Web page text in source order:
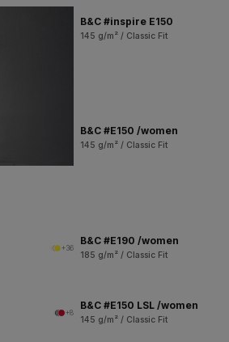
B&C #inspire E150
145 g/m² / Classic Fit
B&C #E150 /women
145 g/m² / Classic Fit
+36
B&C #E190 /women
185 g/m² / Classic Fit
+8
B&C #E150 LSL /women
145 g/m² / Classic Fit